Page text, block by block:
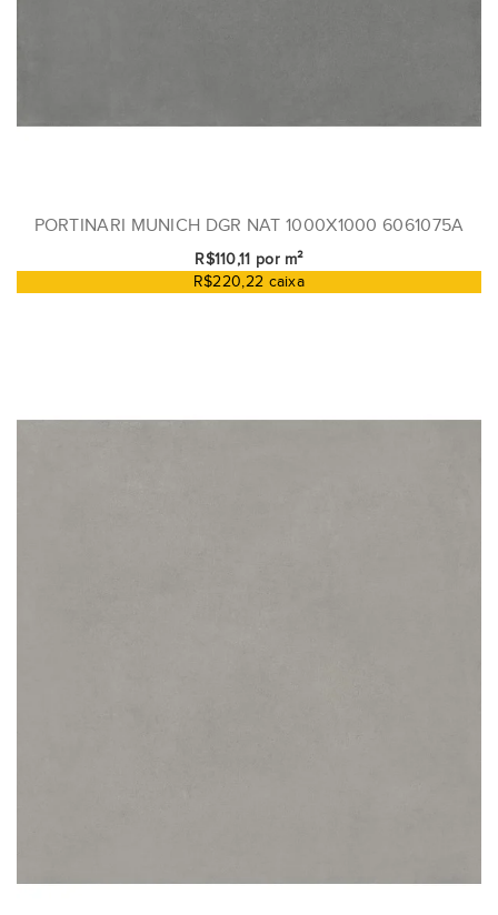
PORTINARI MUNICH DGR NAT 1000X1000 6061075A
R$110,11 por m²
R$220,22 caixa